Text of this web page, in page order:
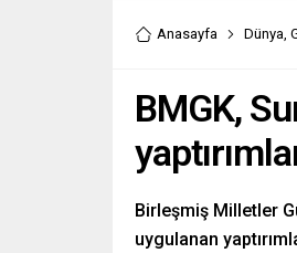
Anasayfa Dünya,
BMGK,
Birleşmiş Milletler
uygulanan